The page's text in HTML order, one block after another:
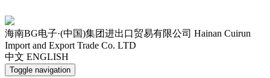
海南BG电子·(中国)集团进出口贸易有限公司 Hainan Cuirun
Import and Export Trade Co. LTD
中文 ENGLISH
Toggle navigation